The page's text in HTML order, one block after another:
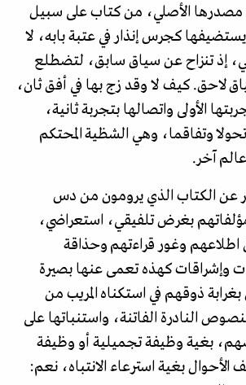
مصدرها الأصلي، من كتاب على سبيل
كجرس إنذار في عتبة بابه، لا
إذ تنزاح عن سياق سابق، لتضطلع
لاحق. كيف لا وقد زج بها في أفق ثان،
الأولى واتصالها بتجربة ثانية،
وتفاقما، وهي الشظية المحتكم
آخر.
عن الكتاب الذي يرومون من دس
بغرض تلفيقي، استعراضي،
اطلاعهم وغور قراءتهم وحذاقة
وإشراقات كهذه تعمى عنها بصيرة
ذوقهم في استكناه المريب من
النادرة الفاتنة، واستنباتها على
بغية وظيفة تجميلية أو وظيفة
بغية استرعاء الانتباه، نعم: